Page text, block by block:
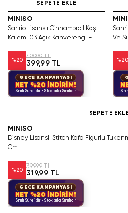
SEPETE EKLE
MINISO
Sanrio Lisanslı Cinnamoroll Kaş
Kalemi 03 Açık Kahverengi –
%20
499,99 TL
399,99 TL
GECE KAMPANYASI
NET %20 İNDİRİM!
Sınırlı Sürelidir • Stoklarla Sınırlıdır
Ve
%20
SEPETE EKLE
MINISO
Disney Lisanslı Stitch Kafa Figürlü
Cm
%20
399,99 TL
319,99 TL
GECE KAMPANYASI
NET %20 İNDİRİM!
Sınırlı Sürelidir • Stoklarla Sınırlıdır